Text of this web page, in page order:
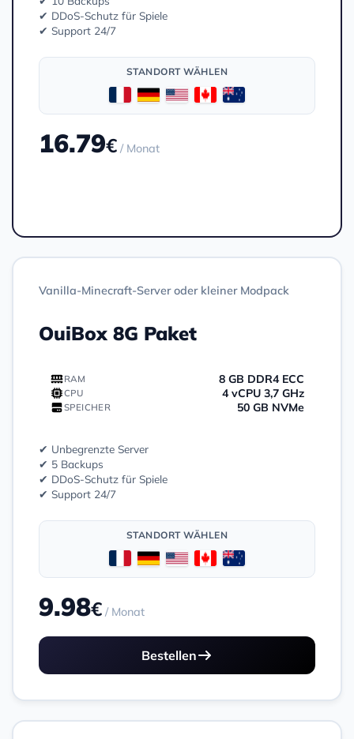
Vanilla-Minecraft-Server oder kleiner Modpack
OuiBox 8G Paket
RAM 8 GB DDR4 ECC
CPU 4 vCPU 3,7 GHz
SPEICHER 50 GB NVMe
✔ Unbegrenzte Server
✔ 5 Backups
✔ DDoS-Schutz für Spiele
✔ Support 24/7
STANDORT WÄHLEN
9.98€ / Monat
Bestellen
✔ DDoS-Schutz für Spiele
✔ Support 24/7
STANDORT WÄHLEN
16.79€ / Monat